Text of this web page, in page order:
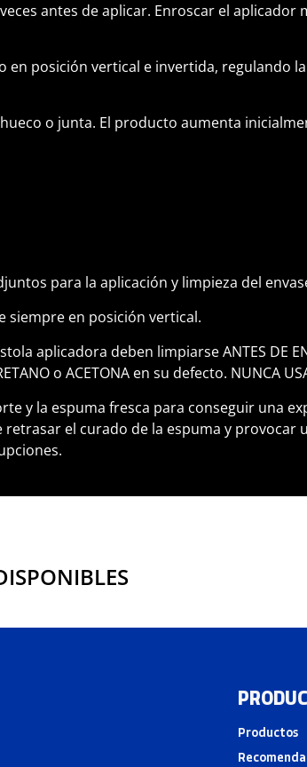
antes de aplicar. Enroscar el aplicador
en posición vertical e invertida, regulando
o junta. El producto aumenta
para la aplicación y limpieza del
siempre en posición vertical.
aplicadora deben limpiarse ANTES DE
o ACETONA en su defecto. NUNCA
y la espuma fresca para conseguir una
retrasar el curado de la espuma y provocar
Productos